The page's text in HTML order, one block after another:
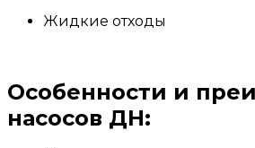
Жидкие отходы
Особенности и
насосов ДН: